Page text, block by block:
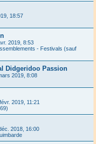
18:57
2019, 8:53
- Festivals (sauf
Didgeridoo Passion
2019, 8:08
2019, 11:21
2018, 16:00